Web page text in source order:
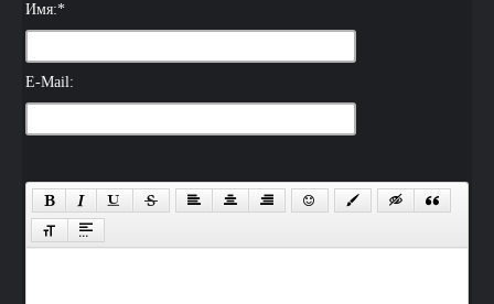
Имя:*
E-Mail: